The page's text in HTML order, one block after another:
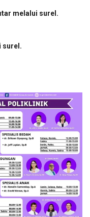
melalui surel.
surel.